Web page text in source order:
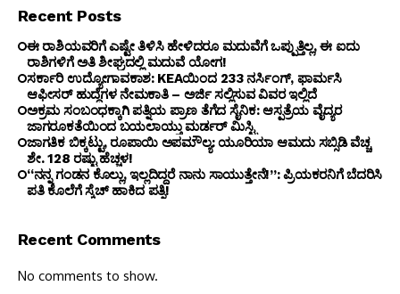
Recent Posts
ಈ ರಾಶಿಯವರಿಗೆ ಎಷ್ಟೇ ತಿಳಿಸಿ ಹೇಳಿದರೂ ಮದುವೆಗೆ ಒಪ್ಪುತ್ತಿಲ್ಲ, ಈ ಐದು
ರಾಶಿಗಳಿಗೆ ಅತಿ ಶೀಘ್ರದಲ್ಲಿ ಮದುವೆ ಯೋಗ!
ಸರ್ಕಾರಿ ಉದ್ಯೋಗಾವಕಾಶ: KEAಯಿಂದ 233 ನರ್ಸಿಂಗ್, ಫಾರ್ಮಸಿ
ಆಫೀಸರ್ ಹುದ್ದೆಗಳ ನೇಮಕಾತಿ – ಅರ್ಜಿ ಸಲ್ಲಿಸುವ ವಿವರ ಇಲ್ಲಿದೆ
ಅಕ್ರಮ ಸಂಬಂಧಕ್ಕಾಗಿ ಪತ್ನಿಯ ಪ್ರಾಣ ತೆಗೆದ ಸೈನಿಕ: ಆಸ್ಪತ್ರೆಯ ವೈದ್ಯರ
ಜಾಗರೂಕತೆಯಿಂದ ಬಯಲಾಯ್ತು ಮರ್ಡರ್ ಮಿಸ್ಟ್ರಿ
ಜಾಗತಿಕ ಬಿಕ್ಕಟ್ಟು, ರೂಪಾಯಿ ಅಪಮೌಲ್ಯ: ಯೂರಿಯಾ ಆಮದು ಸಬ್ಸಿಡಿ ವೆಚ್ಚ
ಶೇ. 128 ರಷ್ಟು ಹೆಚ್ಚಳ!
“ನನ್ನ ಗಂಡನ ಕೊಲ್ಲು, ಇಲ್ಲದಿದ್ದರೆ ನಾನು ಸಾಯುತ್ತೇನೆ!”: ಪ್ರಿಯಕರನಿಗೆ ಬೆದರಿಸಿ
ಪತಿ ಕೊಲೆಗೆ ಸ್ಕೆಚ್ ಹಾಕಿದ ಪತ್ನಿ!
Recent Comments
No comments to show.